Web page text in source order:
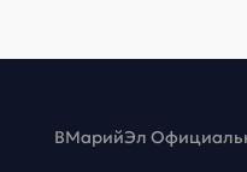
ВМарийЭл